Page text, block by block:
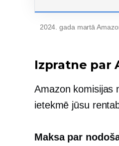
2024. gada martā
Izpratne par
Amazon komisijas
ietekmē jūsu
Maksa par